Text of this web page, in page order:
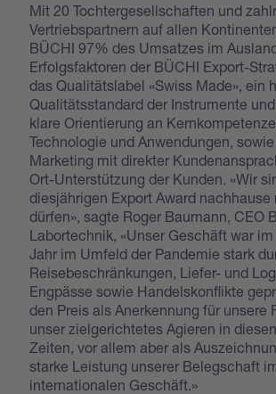
Mit 20 Tochtergesellschaften und
Vertriebspartnern auf allen
BÜCHI 97% des Umsatzes im
Erfolgsfaktoren der BÜCHI Export-
das Qualitätslabel «Swiss Made», ein
Qualitätsstandard der Instrumente
klare Orientierung an
Technologie und Anwendungen,
Marketing mit direkter
Ort-Unterstützung der Kunden. «Wir
diesjährigen Export Award nachhause
dürfen», sagte Roger Baumann, CEO
Labortechnik, «Unser Geschäft war
Jahr im Umfeld der Pandemie stark
Reisebeschränkungen, Liefer- und
Engpässe sowie Handelskonflikte
den Preis als Anerkennung für unsere
unser zielgerichtetes Agieren in
Zeiten, vor allem aber als
starke Leistung unserer Belegschaft
internationalen Geschäft.»